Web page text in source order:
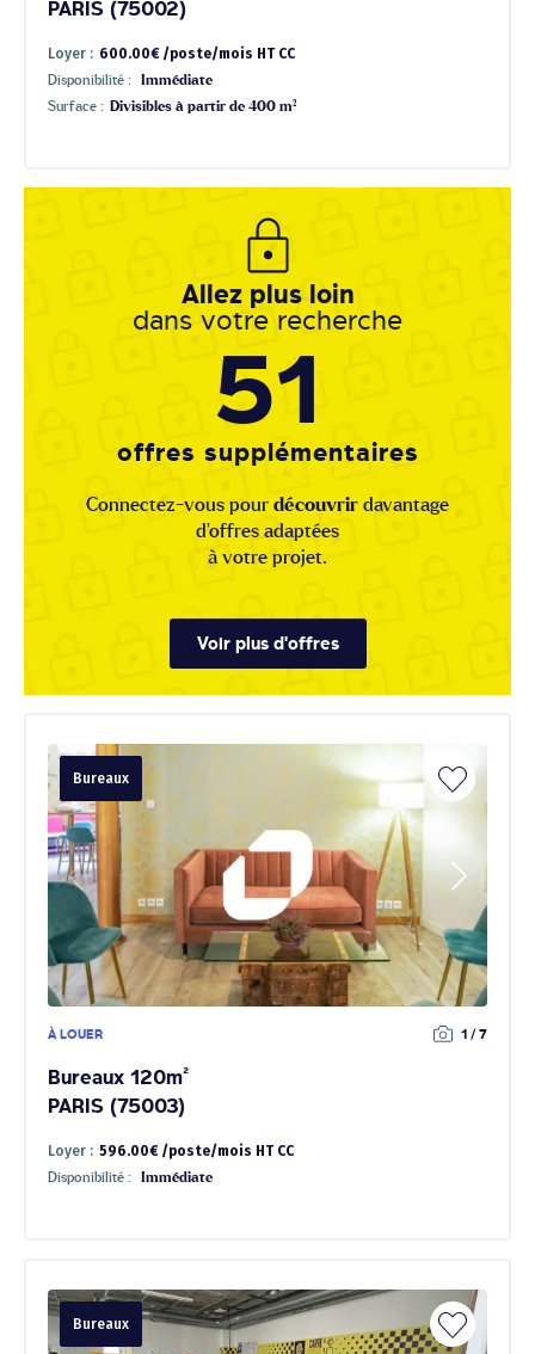
PARIS (75002)
Loyer : 600.00€ /poste/mois HT CC
Disponibilité :
Immédiate
Surface : Divisibles à partir de 400 m²
Allez plus loin
dans votre recherche
51
offres supplémentaires
Connectez-vous pour découvrir davantage
d'offres adaptées
à votre projet.
Voir plus d'offres
Bureaux
À LOUER 1 / 7
Bureaux 120m²
PARIS (75003)
Loyer : 596.00€ /poste/mois HT CC
Disponibilité : Immédiate
Bureaux